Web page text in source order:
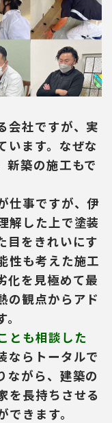
会社ですが、実
います。なぜな
新築の施工もで
仕事ですが、伊
解した上で塗装
目をきれいにす
性も考えた施工
化を見極めて最
の観点からアド
とも相談した
ならトータルで
ながら、建築の
を長持ちさせる
きます。